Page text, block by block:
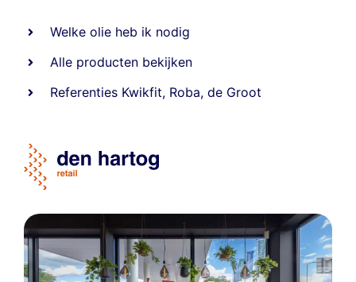
Welke olie heb ik nodig
Alle producten bekijken
Referenties Kwikfit, Roba,de Groot